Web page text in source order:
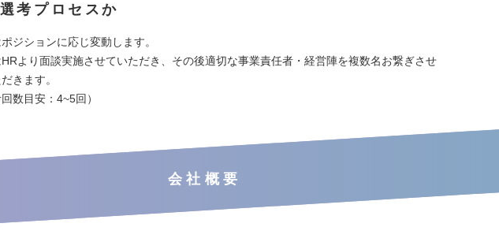
考プロセスか
ジションに応じ変動します。
HRより面談実施させていただき、その後適切な事業責任者・経営陣を複数名お繋ぎさせ
きます。
回数目安：4~5回）
会社概要